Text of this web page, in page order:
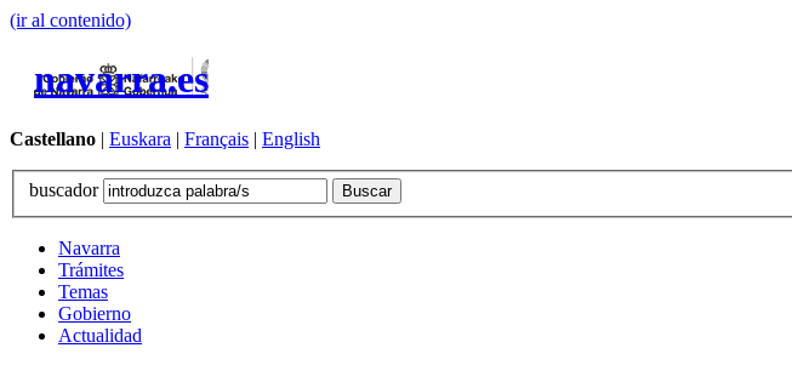
(ir al contenido)
navarra.es
Castellano | Euskara | Français | English
buscador
Navarra
Trámites
Temas
Gobierno
Actualidad